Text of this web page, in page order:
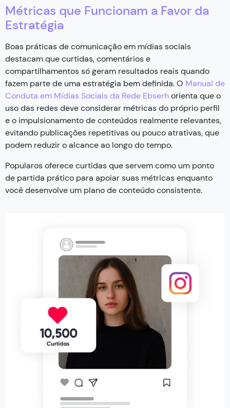
Métricas que Funcionam a Favor da
Estratégia
Boas práticas de comunicação em mídias sociais
destacam que curtidas, comentários e
compartilhamentos só geram resultados reais quando
fazem parte de uma estratégia bem definida. O Manual de
Conduta em Mídias Sociais da Rede Ebserhorienta que o
uso das redes deve considerar métricas do próprio perfil
e o impulsionamento de conteúdos realmente relevantes,
evitando publicações repetitivas ou pouco atrativas, que
podem reduzir o alcance ao longo do tempo.
Popularos oferece curtidas que servem como um ponto
de partida prático para apoiar suas métricas enquanto
você desenvolve um plano de conteúdo consistente.